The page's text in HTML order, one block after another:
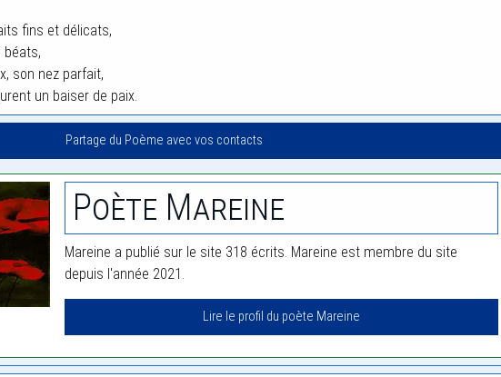
fins et délicats,
béats,
son nez parfait,
un baiser de paix.
Partage du Poème avec vos contacts
Poète Mareine
Mareine a publié sur le site 318 écrits. Mareine est membre du site
depuis l'année 2021.
Lire le profil du poète Mareine